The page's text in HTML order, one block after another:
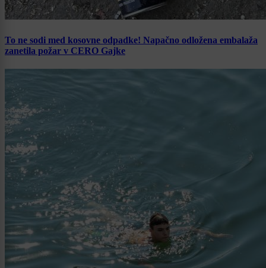
To ne sodi med kosovne odpadke! Napačno odložena embalaža
zanetila požar v CERO Gajke